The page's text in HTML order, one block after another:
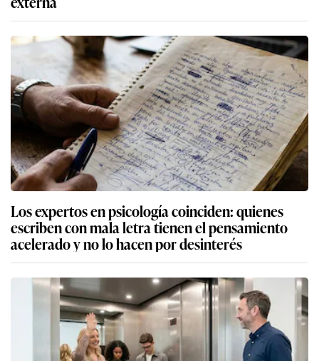
Los expertos en psicología coinciden: quienes
escriben con mala letra tienen el pensamiento
acelerado y no lo hacen por desinterés